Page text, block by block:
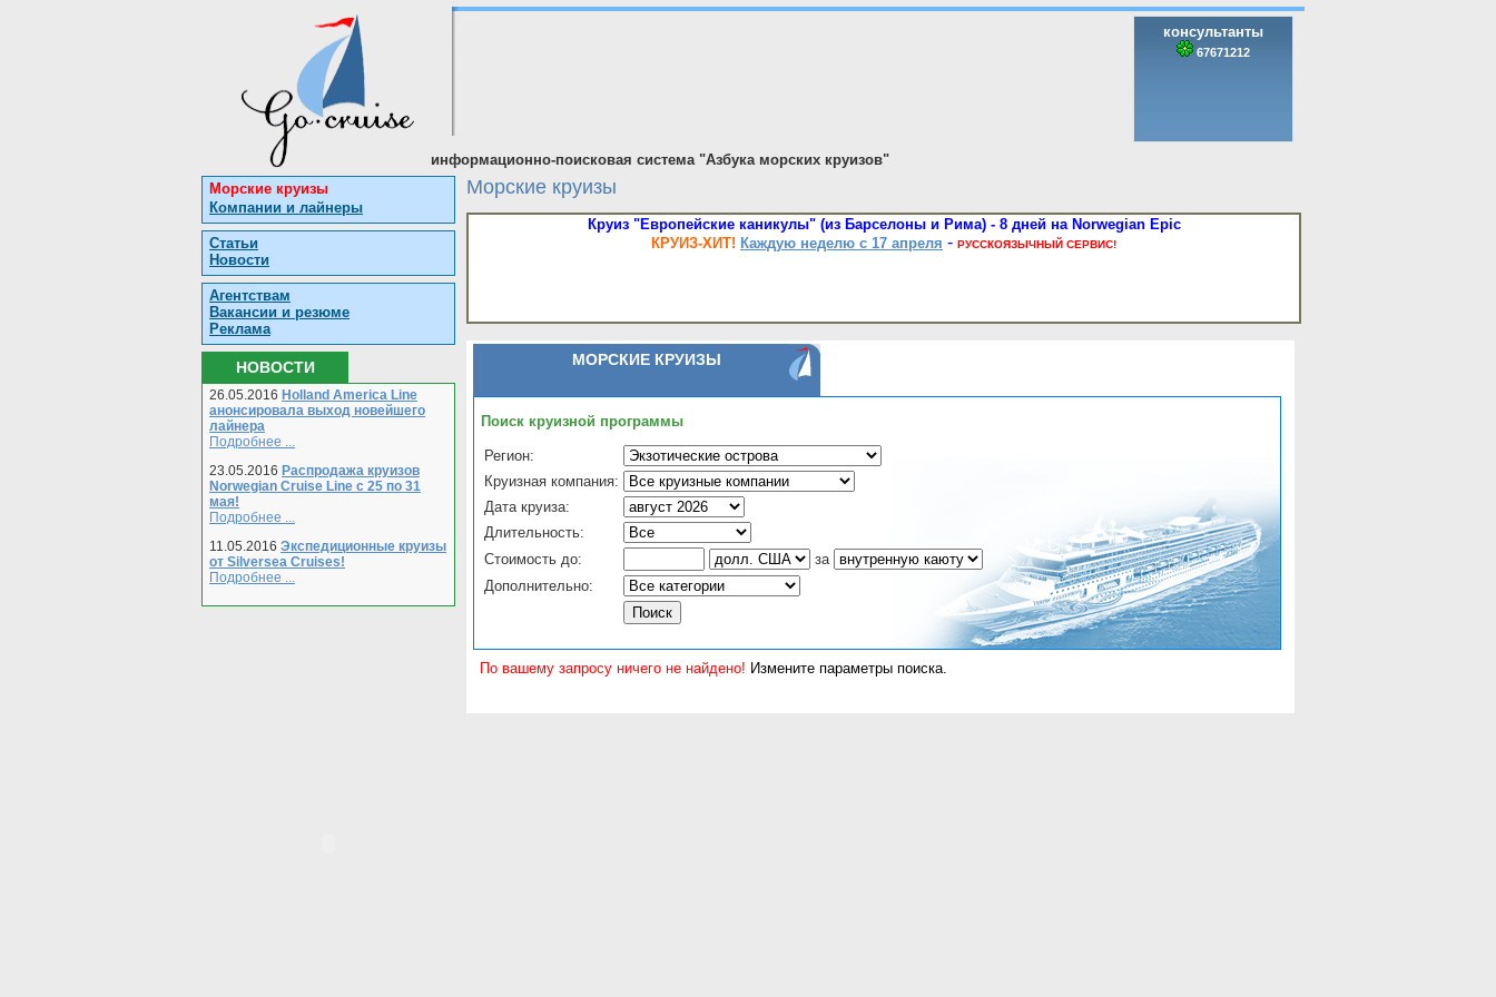
консультанты
67671212
информационно-поисковая система "Азбука морских круизов"
Морские круизы
Компании и лайнеры
Статьи
Новости
Агентствам
Вакансии и резюме
Реклама
НОВОСТИ
26.05.2016 Holland America Line
анонсировала выход новейшего
лайнера
Подробнее ...
23.05.2016 Распродажа круизов
Norwegian Cruise Line с 25 по 31
мая!
Подробнее ...
11.05.2016 Экспедиционные круизы
от Silversea Cruises!
Подробнее ...
Морские круизы
Круиз "Европейские каникулы" (из Барселоны и Рима) - 8 дней на Norwegian Epic
КРУИЗ-ХИТ! Каждую неделю с 17 апреля - РУССКОЯЗЫЧНЫЙ СЕРВИС!
МОРСКИЕ КРУИЗЫ
Поиск круизной программы
Регион:
Круизная компания:
Дата круиза:
Длительность:
Стоимость до:
за
Дополнительно:
По вашему запросу ничего не найдено! Измените параметры поиска.